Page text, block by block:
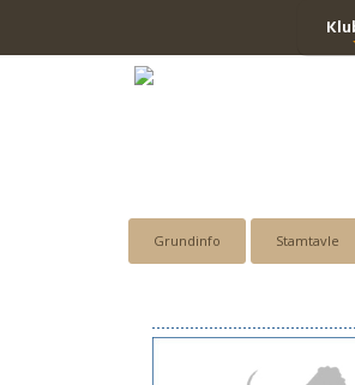
Grundinfo Stamtavle